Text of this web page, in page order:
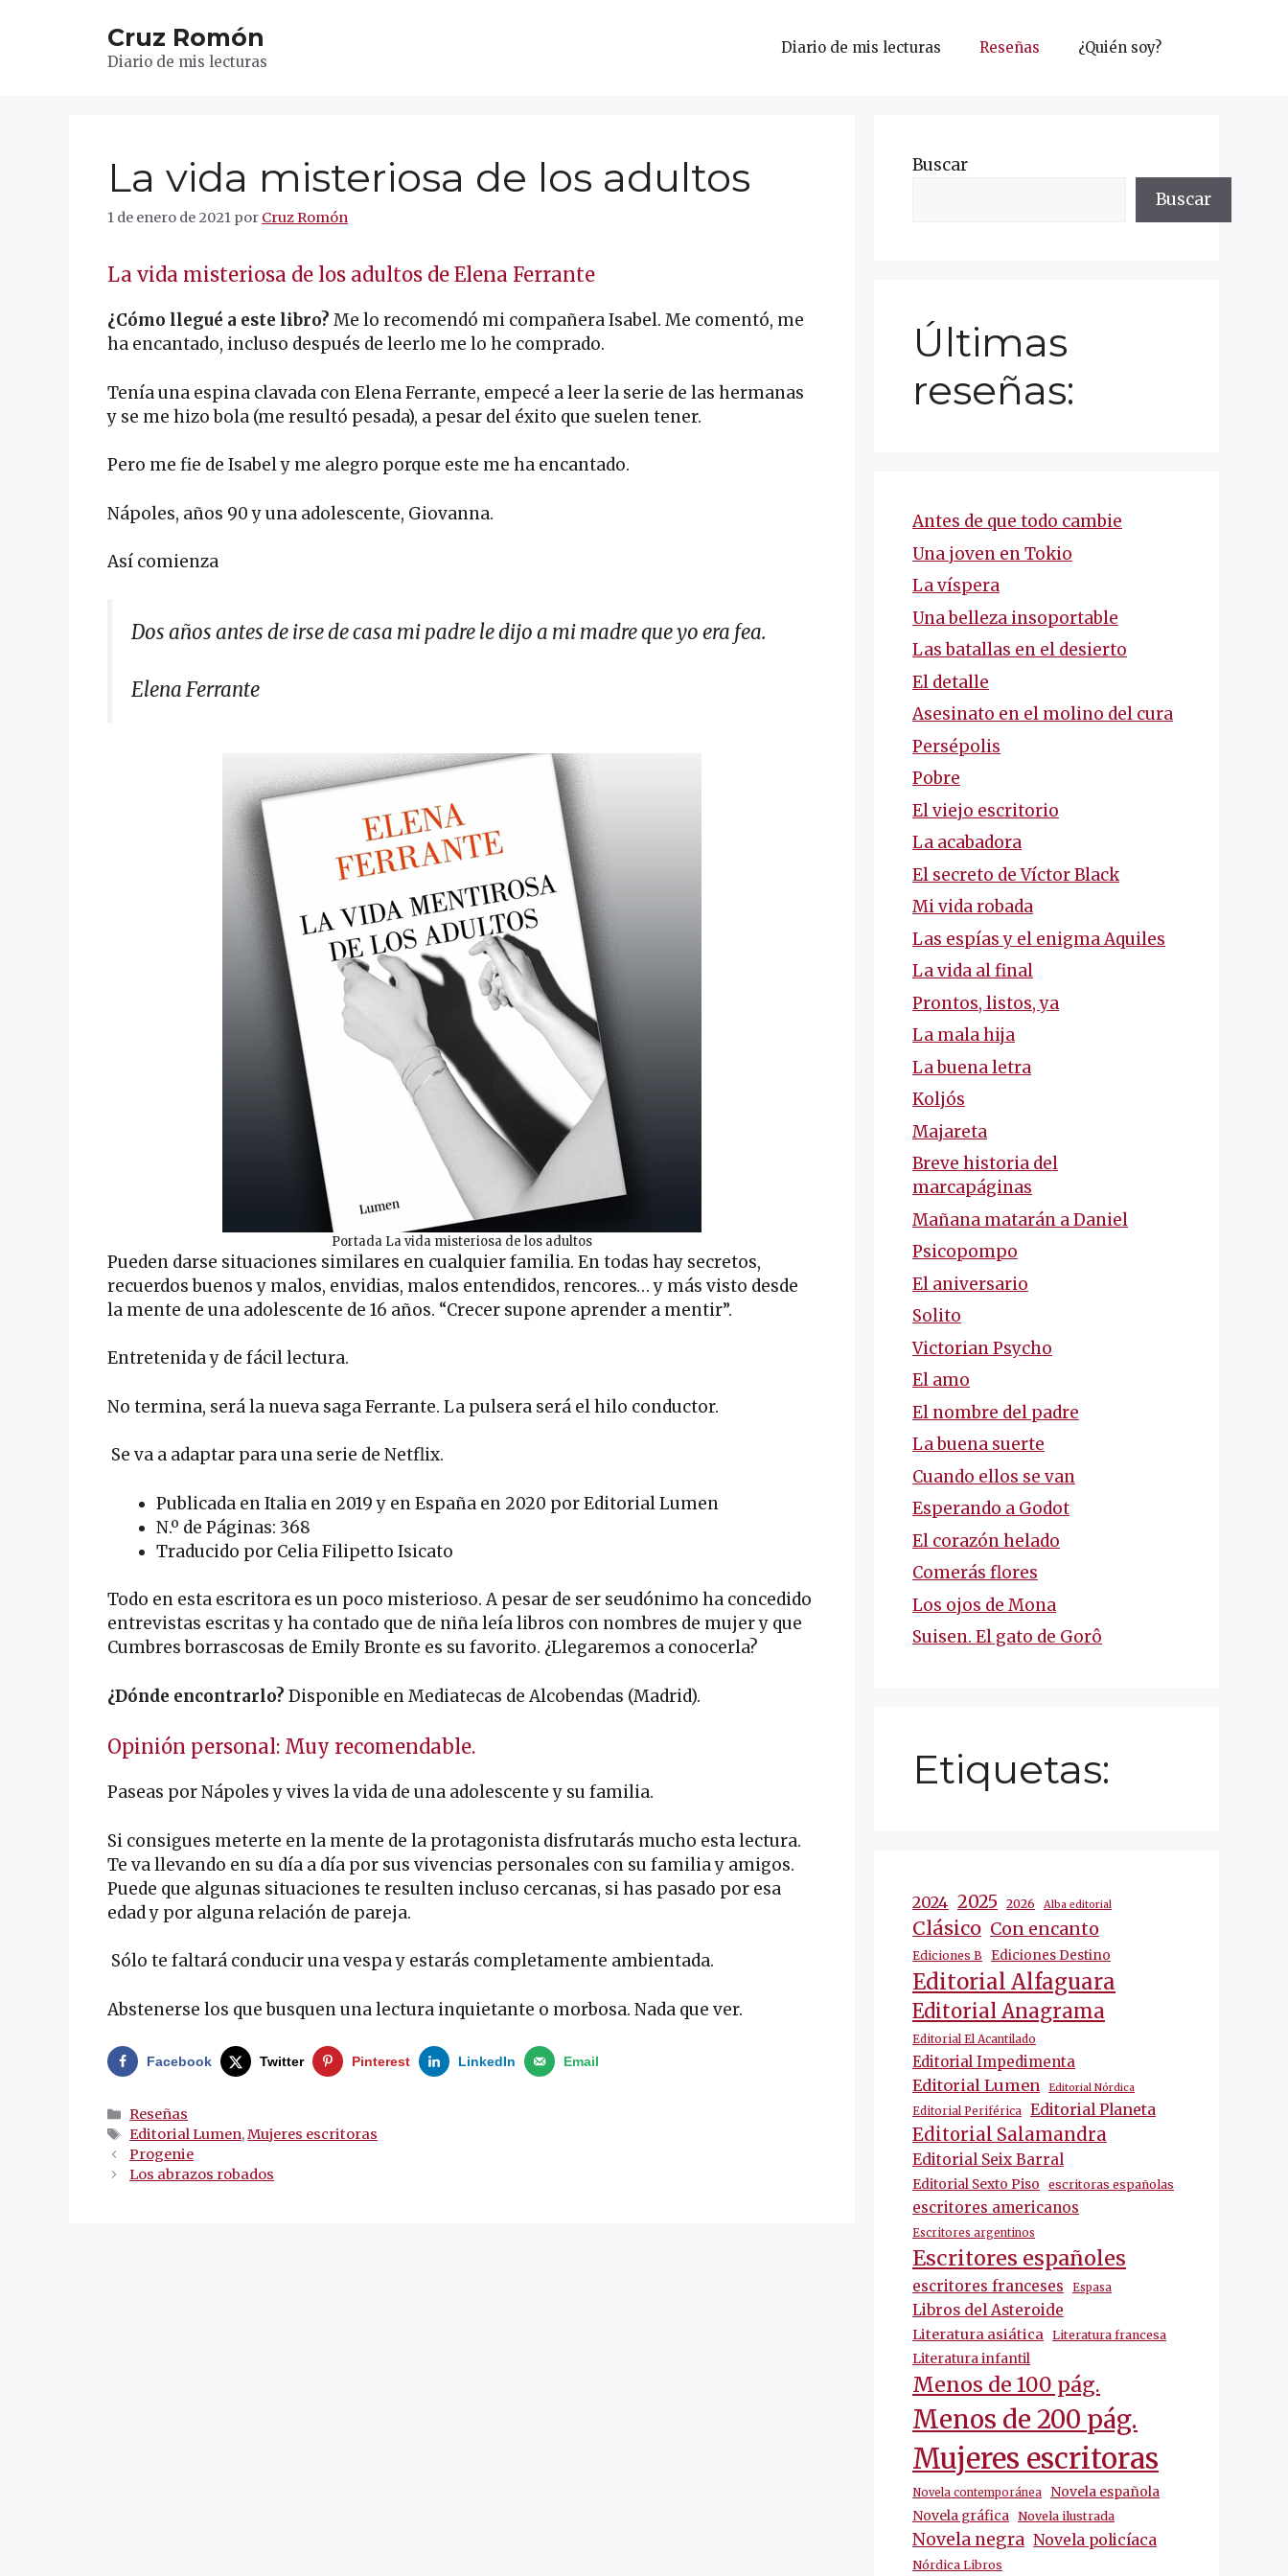
Cruz Romón
Diario de mis lecturas
Diario de mis lecturas Reseñas ¿Quién soy?
La vida misteriosa de los adultos
1 de enero de 2021 por Cruz Romón
La vida misteriosa de los adultos de Elena Ferrante
¿Cómo llegué a este libro? Me lo recomendó mi compañera Isabel. Me comentó, me
ha encantado, incluso después de leerlo me lo he comprado.
Tenía una espina clavada con Elena Ferrante, empecé a leer la serie de las hermanas
y se me hizo bola (me resultó pesada), a pesar del éxito que suelen tener.
Pero me fie de Isabel y me alegro porque este me ha encantado.
Nápoles, años 90 y una adolescente, Giovanna.
Así comienza
Dos años antes de irse de casa mi padre le dijo a mi madre que yo era fea.
Elena Ferrante
Portada La vida misteriosa de los adultos
Pueden darse situaciones similares en cualquier familia. En todas hay secretos,
recuerdos buenos y malos, envidias, malos entendidos, rencores… y más visto desde
la mente de una adolescente de 16 años. “Crecer supone aprender a mentir”.
Entretenida y de fácil lectura.
No termina, será la nueva saga Ferrante. La pulsera será el hilo conductor.
Se va a adaptar para una serie de Netflix.
Publicada en Italia en 2019 y en España en 2020 por Editorial Lumen
N.º de Páginas: 368
Traducido por Celia Filipetto Isicato
Todo en esta escritora es un poco misterioso. A pesar de ser seudónimo ha concedido
entrevistas escritas y ha contado que de niña leía libros con nombres de mujer y que
Cumbres borrascosas de Emily Bronte es su favorito. ¿Llegaremos a conocerla?
¿Dónde encontrarlo? Disponible en Mediatecas de Alcobendas (Madrid).
Opinión personal: Muy recomendable.
Paseas por Nápoles y vives la vida de una adolescente y su familia.
Si consigues meterte en la mente de la protagonista disfrutarás mucho esta lectura.
Te va llevando en su día a día por sus vivencias personales con su familia y amigos.
Puede que algunas situaciones te resulten incluso cercanas, si has pasado por esa
edad y por alguna relación de pareja.
Sólo te faltará conducir una vespa y estarás completamente ambientada.
Abstenerse los que busquen una lectura inquietante o morbosa. Nada que ver.
Facebook Twitter Pinterest LinkedIn Email
Categorías
Reseñas
Etiquetas
Editorial Lumen,Mujeres escritoras
Navegación
de
Progenie
Los abrazos robados
Buscar
Buscar
Últimas
reseñas:
Antes de que todo cambie
Una joven en Tokio
La víspera
Una belleza insoportable
Las batallas en el desierto
El detalle
Asesinato en el molino del cura
Persépolis
Pobre
El viejo escritorio
La acabadora
El secreto de Víctor Black
Mi vida robada
Las espías y el enigma Aquiles
La vida al final
Prontos, listos, ya
La mala hija
La buena letra
Koljós
Majareta
Breve historia del
marcapáginas
Mañana matarán a Daniel
Psicopompo
El aniversario
Solito
Victorian Psycho
El amo
El nombre del padre
La buena suerte
Cuando ellos se van
Esperando a Godot
El corazón helado
Comerás flores
Los ojos de Mona
Suisen. El gato de Gorô
Etiquetas:
2024 2025 2026 Alba editorial
Clásico Con encanto
Ediciones B Ediciones Destino
Editorial Alfaguara
Editorial Anagrama
Editorial El Acantilado
Editorial Impedimenta
Editorial Lumen Editorial Nórdica
Editorial Periférica Editorial Planeta
Editorial Salamandra
Editorial Seix Barral
Editorial Sexto Piso escritoras españolas
escritores americanos
Escritores argentinos
Escritores españoles
escritores franceses Espasa
Libros del Asteroide
Literatura asiática Literatura francesa
Literatura infantil
Menos de 100 pág.
Menos de 200 pág.
Mujeres escritoras
Novela contemporánea
Novela española
Novela gráfica Novela ilustrada
Novela negra Novela policíaca
Nórdica Libros